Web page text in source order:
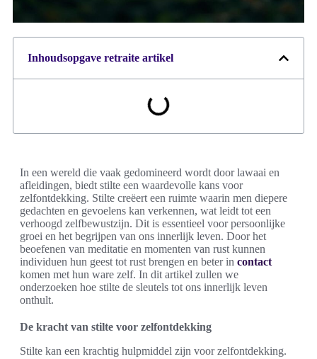
Inhoudsopgave retraite artikel
In een wereld die vaak gedomineerd wordt door lawaai en
afleidingen, biedt stilte een waardevolle kans voor
zelfontdekking. Stilte creëert een ruimte waarin men diepere
gedachten en gevoelens kan verkennen, wat leidt tot een
verhoogd zelfbewustzijn. Dit is essentieel voor persoonlijke
groei en het begrijpen van ons innerlijk leven. Door het
beoefenen van meditatie en momenten van rust kunnen
individuen hun geest tot rust brengen en beter in contact
komen met hun ware zelf. In dit artikel zullen we
onderzoeken hoe stilte de sleutels tot ons innerlijk leven
onthult.
De kracht van stilte voor zelfontdekking
Stilte kan een krachtig hulpmiddel zijn voor zelfontdekking.